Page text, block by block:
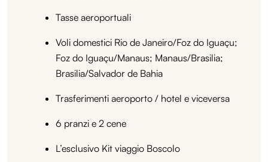
Tasse aeroportuali
Voli domestici Rio de Janeiro/Foz do Iguaçu;
Foz do Iguaçu/Manaus; Manaus/Brasilia;
Brasilia/Salvador de Bahia
Trasferimenti aeroporto / hotel e viceversa
6 pranzi e 2 cene
L’esclusivo Kit viaggio Boscolo